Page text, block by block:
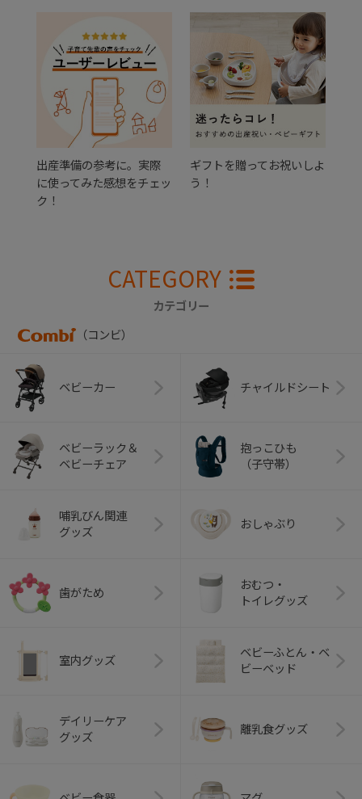
出産準備の参考に。実際
に使ってみた感想をチェッ
ク！
ギフトを贈ってお祝いしよ
う！
CATEGORY
カテゴリー
（コンビ）
ベビーカー チャイルドシート
ベビーラック＆
ベビーチェア
抱っこひも
（子守帯）
哺乳びん関連
グッズ
おしゃぶり
歯がため
おむつ・
トイレグッズ
室内グッズ
ベビーふとん・ベ
ビーベッド
デイリーケア
グッズ
離乳食グッズ